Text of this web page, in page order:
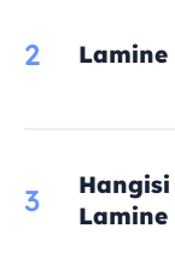
2 Lamine
3
Lamine